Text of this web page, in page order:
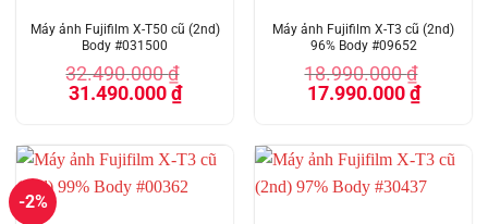
Máy ảnh Fujifilm X-T50 cũ (2nd)
Body #031500
32.490.000₫
Giá
gốc
31.490.000₫Giá
hiện
31.490.000 ₫.
Máy ảnh Fujifilm X-T3 cũ (2nd)
96% Body #09652
18.990.000₫
Giá
gốc
17.990.000₫Giá
hiện
-2%